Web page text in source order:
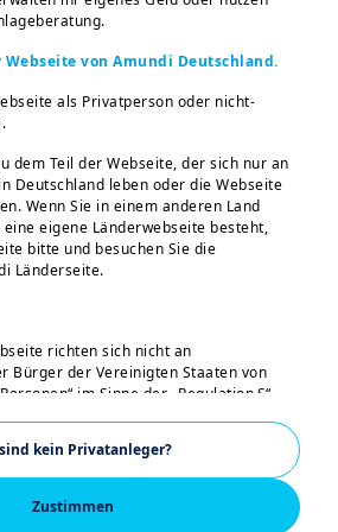
von Amundi Deutschland.
als Privatperson oder nicht-
dem Teil der Webseite, der sich nur an
Deutschland leben oder die Webseite
Wenn Sie in einem anderen Land
eigene Länderwebseite besteht,
bitte und besuchen Sie die
Länderseite.
richten sich nicht an
Bürger der Vereinigten Staaten von
im Sinne der „Regulation S“
Diese Bestimmungen betreffen
Personen, die in den Vereinigten
sind, sowie Personen- und
nach dem US-Recht organisiert oder
Sie eine „US-Person“ sind, sind Sie
Zustimmen
kein Privatanleger?
auf den Metallmärkten.
Edelmetallen war auf
ihres historischen
Gold, Silber und
derzeit auf eine
geopolitischen
Spekulationen.
Zentralbankenkäufe
den sicheren Hafen
sich die Rallye bei
durch ein kurzfristiges
Und bei Kupfer sehen
aufgrund der
des Ausbaus der KI